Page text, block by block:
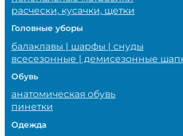
расчески, кусачки, щетки
Головные уборы
балаклавы | шарфы | снуды
всесезонные | демисезонные
Обувь
анатомическая обувь
пинетки
Одежда